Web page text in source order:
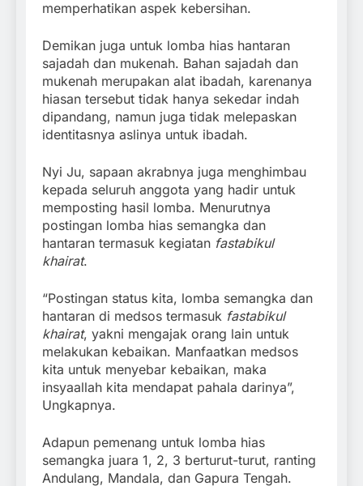
memperhatikan aspek kebersihan.
Demikan juga untuk lomba hias hantaran
sajadah dan mukenah. Bahan sajadah dan
mukenah merupakan alat ibadah, karenanya
hiasan tersebut tidak hanya sekedar indah
dipandang, namun juga tidak melepaskan
identitasnya aslinya untuk ibadah.
Nyi Ju, sapaan akrabnya juga menghimbau
kepada seluruh anggota yang hadir untuk
memposting hasil lomba. Menurutnya
postingan lomba hias semangka dan
hantaran termasuk kegiatan fastabikul
khairat.
“Postingan status kita, lomba semangka dan
hantaran di medsos termasuk fastabikul
khairat, yakni mengajak orang lain untuk
melakukan kebaikan. Manfaatkan medsos
kita untuk menyebar kebaikan, maka
insyaallah kita mendapat pahala darinya”,
Ungkapnya.
Adapun pemenang untuk lomba hias
semangka juara 1, 2, 3 berturut-turut, ranting
Andulang, Mandala, dan Gapura Tengah.